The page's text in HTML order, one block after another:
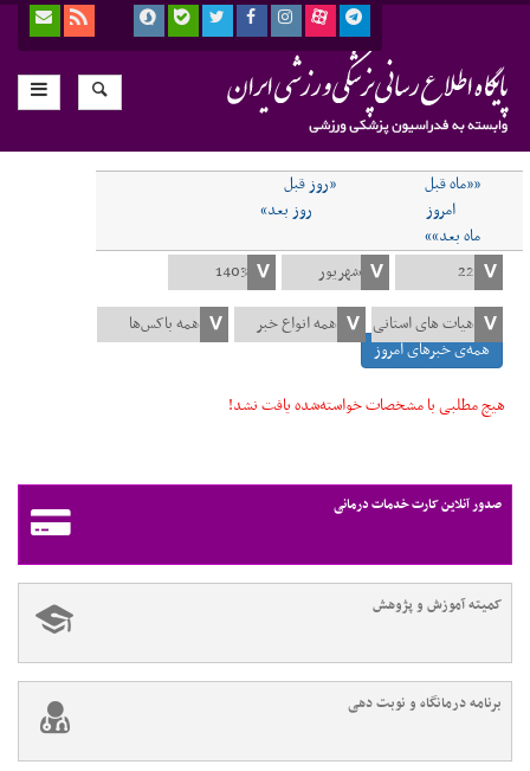
««ماه قبل
«روز قبل
امروز
روز بعد»
ماه بعد»»
همه‌ی خبرهای امروز
هیچ مطلبی با مشخصات خواسته‌شده یافت نشد!
صدور آنلاین کارت خدمات درمانی
کمیته آموزش و پژوهش
برنامه درمانگاه و نوبت دهی